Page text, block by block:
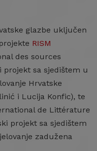
glazbe uključen
RISM
des sources
projekt sa sjedištem u
Hrvatske
i Lucija Konfic), te
de Littérature
projekt sa sjedištem
zadužena